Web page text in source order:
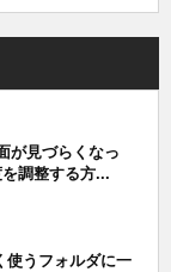
が見づらくなっ
調整する方...
使うフォルダに一